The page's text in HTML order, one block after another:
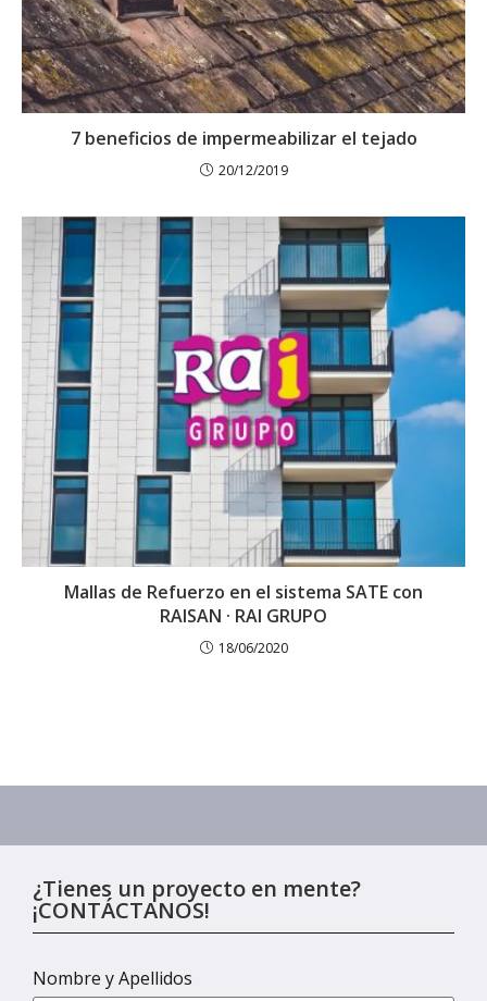
7 beneficios de impermeabilizar el tejado
20/12/2019
Mallas de Refuerzo en el sistema SATE con
RAISAN · RAI GRUPO
18/06/2020
¿Tienes un proyecto en mente?
¡CONTÁCTANOS!
Nombre y Apellidos